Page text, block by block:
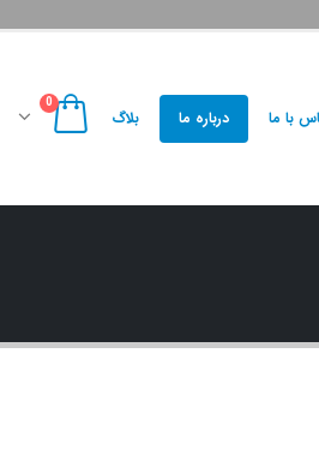
با ما درباره ما بلاگ
0